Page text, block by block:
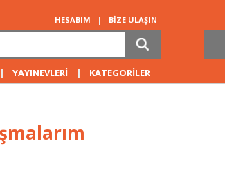
HESABIM | BİZE ULAŞIN
| YAYINEVLERİ | KATEGORİLER